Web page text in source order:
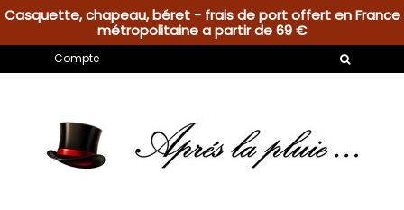
Casquette, chapeau, béret - frais de port offert en France
métropolitaine a partir de 69 €
Compte